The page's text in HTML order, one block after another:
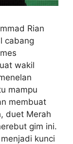
Rian
cabang
wakil
mampu
membuat
duet Merah
gim ini.
kunci